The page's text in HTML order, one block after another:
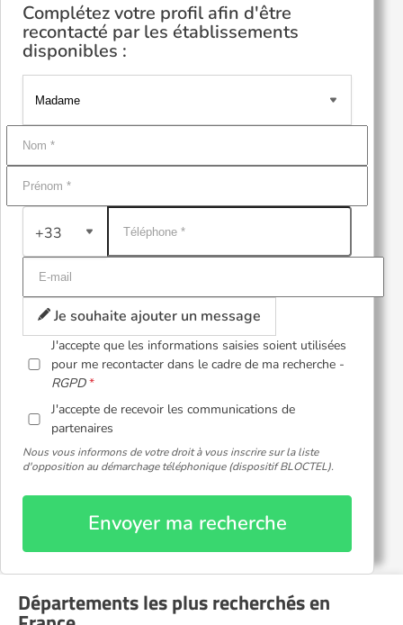
Complétez votre profil afin d'être
recontacté par les établissements
disponibles :
+33
Je souhaite ajouter un message
J'accepte que les informations saisies soient utilisées
pour me recontacter dans le cadre de ma recherche -
RGPD
J'accepte de recevoir les communications de
partenaires
Nous vous informons de votre droit à vous inscrire sur la liste
d'opposition au démarchage téléphonique (dispositif BLOCTEL).
Envoyer ma recherche
Départements les plus recherchés en